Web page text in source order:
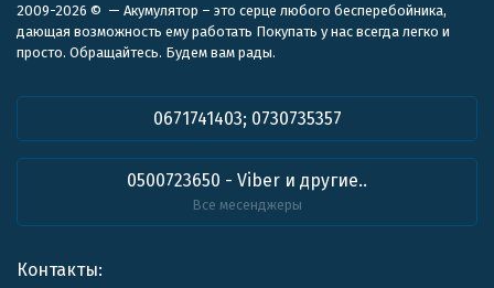
2009-2026 © — Акумулятор – это серце любого бесперебойника,
дающая возможность ему работать Покупать у нас всегда легко и
просто. Обращайтесь. Будем вам рады.
0671741403; 0730735357
0500723650 - Viber и другие..
Все месенджеры
Контакты: